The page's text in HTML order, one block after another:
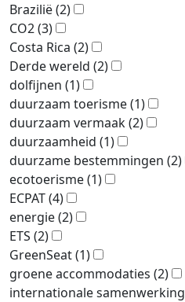
Brazilië(2)
CO2(3)
Costa Rica (2)
Derde wereld (2)
dolfijnen (1)
duurzaam toerisme(1)
duurzaam vermaak(2)
duurzaamheid (1)
duurzame bestemmingen (2)
ecotoerisme(1)
ECPAT(4)
energie(2)
ETS (2)
GreenSeat(1)
groene accommodaties (2)
internationale samenwerking